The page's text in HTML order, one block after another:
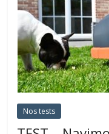
Nos tests